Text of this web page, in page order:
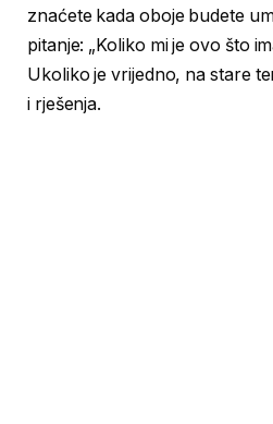
znaćete kada oboje budete
pitanje: „Koliko mi je ovo što
Ukoliko je vrijedno, na stare
i rješenja.